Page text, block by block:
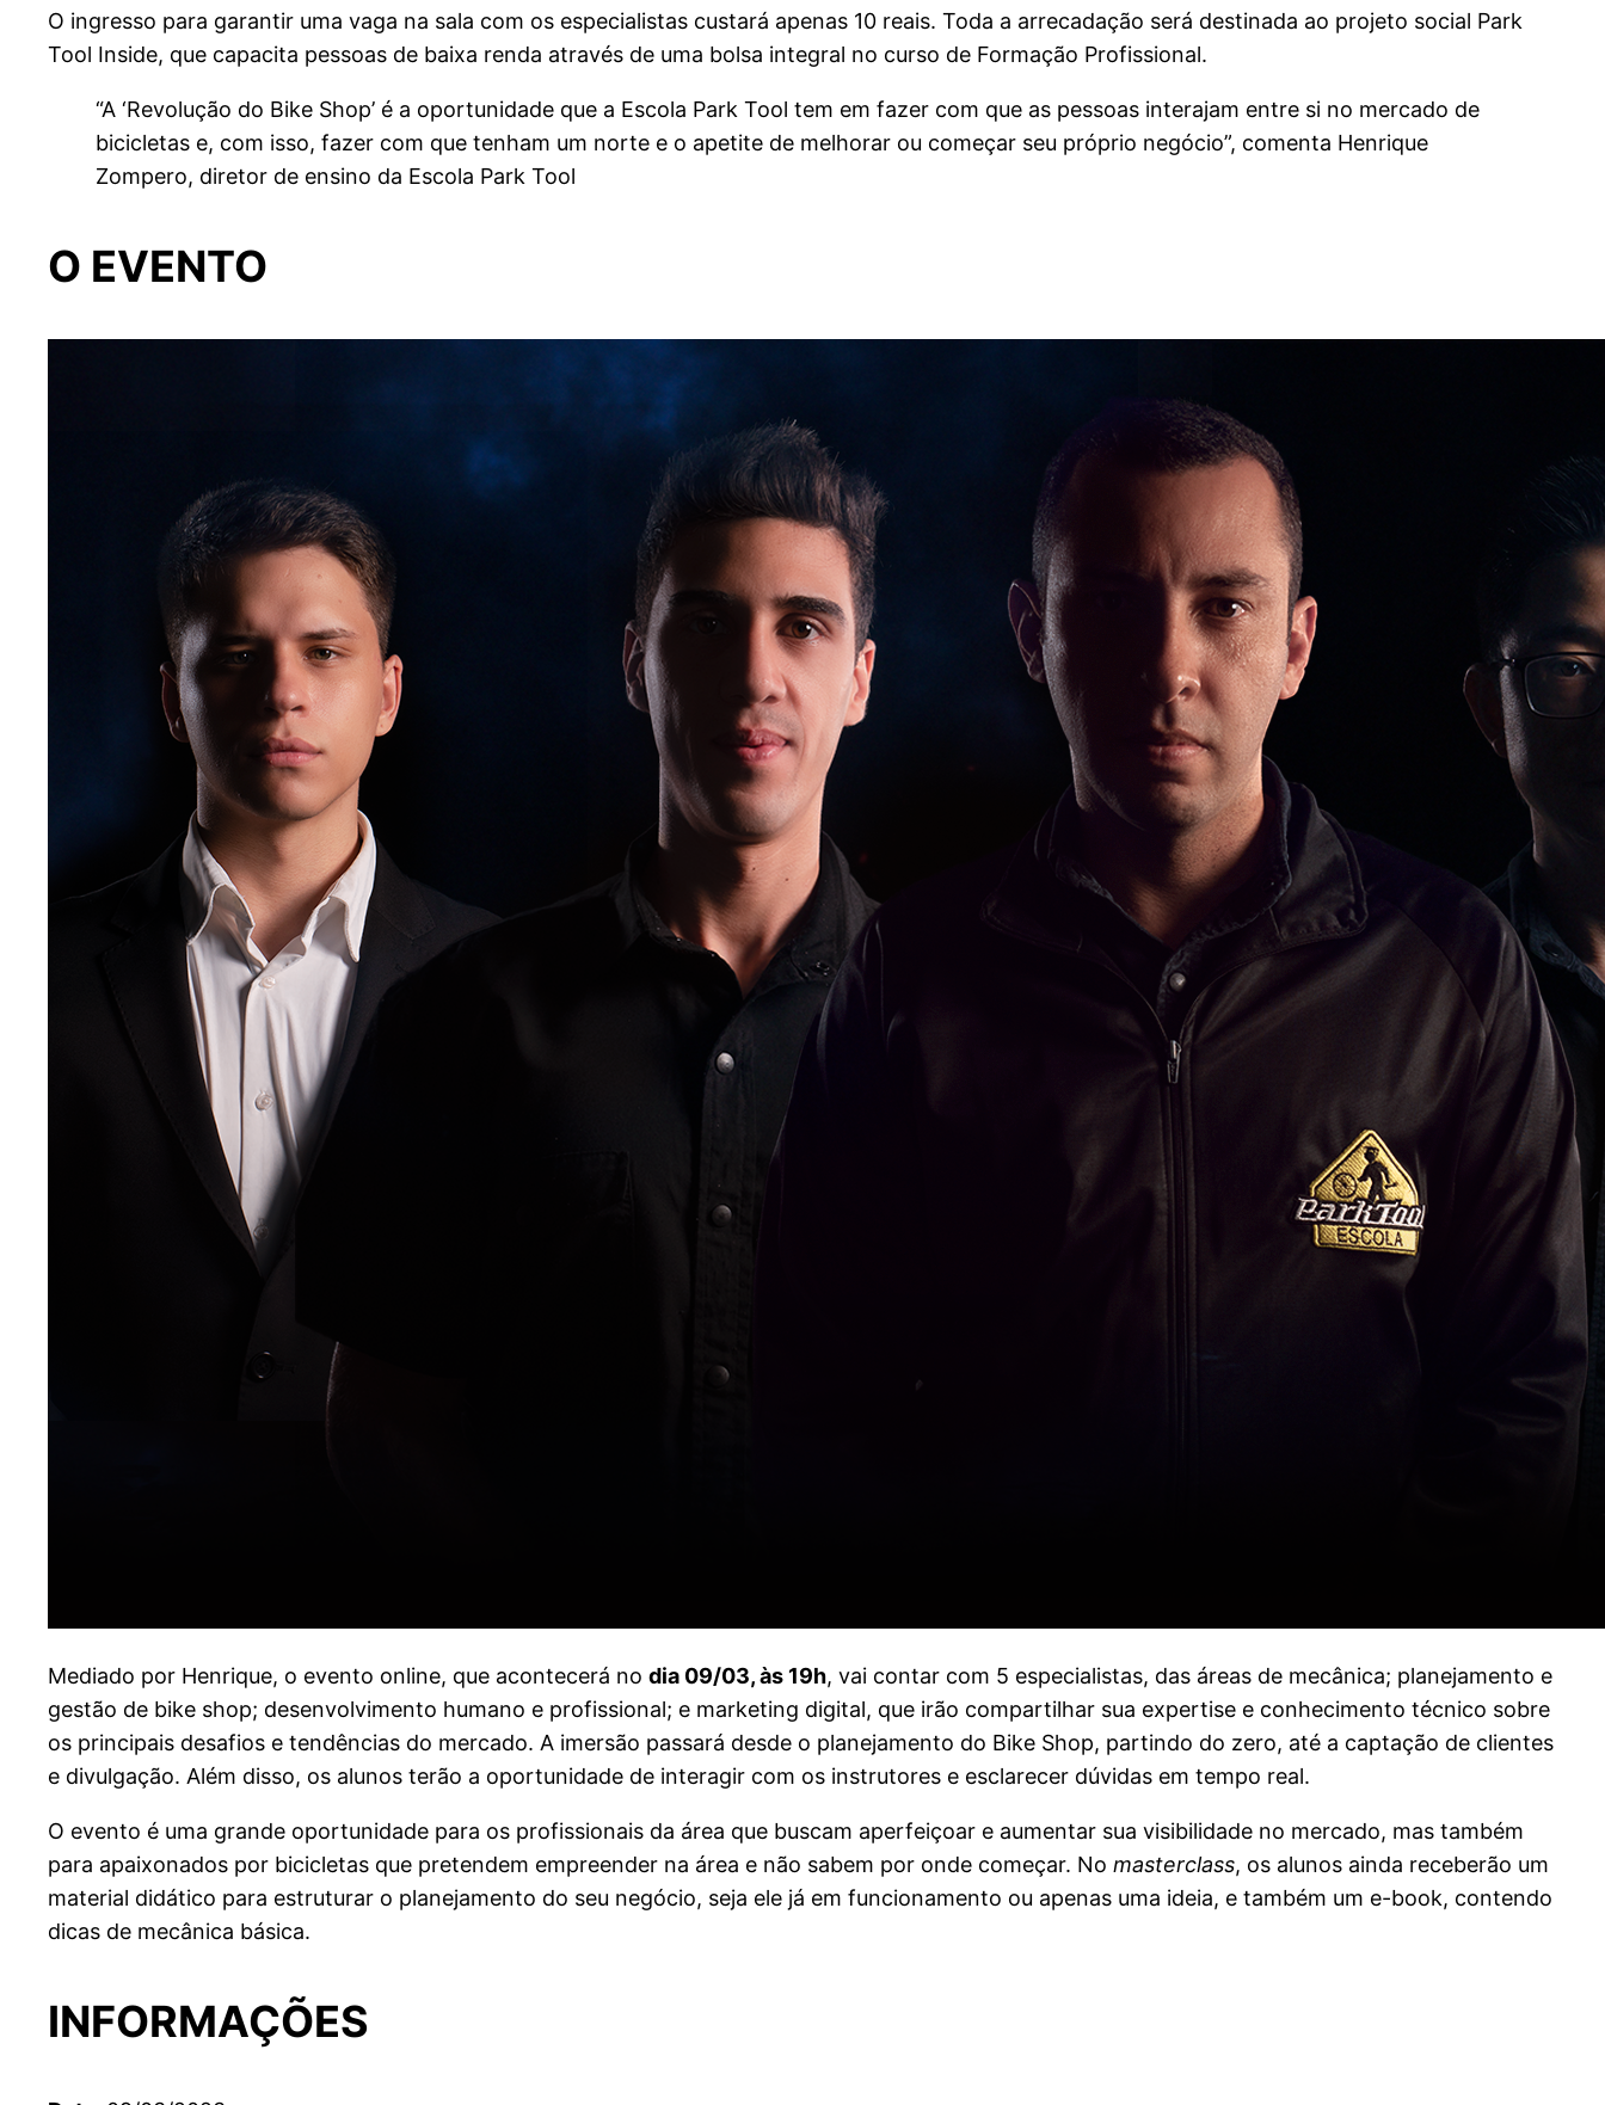
O ingresso para garantir uma vaga na sala com os especialistas custará apenas 10 reais. Toda a arrecadação será destinada ao projeto social Park
Tool Inside, que capacita pessoas de baixa renda através de uma bolsa integral no curso de Formação Profissional.
“A ‘Revolução do Bike Shop’ é a oportunidade que a Escola Park Tool tem em fazer com que as pessoas interajam entre si no mercado de
bicicletas e, com isso, fazer com que tenham um norte e o apetite de melhorar ou começar seu próprio negócio”, comenta Henrique
Zompero, diretor de ensino da Escola Park Tool
O EVENTO
Mediado por Henrique, o evento online, que acontecerá no dia 09/03, às 19h, vai contar com 5 especialistas, das áreas de mecânica; planejamento e
gestão de bike shop; desenvolvimento humano e profissional; e marketing digital, que irão compartilhar sua expertise e conhecimento técnico sobre
os principais desafios e tendências do mercado. A imersão passará desde o planejamento do Bike Shop, partindo do zero, até a captação de clientes
e divulgação. Além disso, os alunos terão a oportunidade de interagir com os instrutores e esclarecer dúvidas em tempo real.
O evento é uma grande oportunidade para os profissionais da área que buscam aperfeiçoar e aumentar sua visibilidade no mercado, mas também
para apaixonados por bicicletas que pretendem empreender na área e não sabem por onde começar. No masterclass, os alunos ainda receberão um
material didático para estruturar o planejamento do seu negócio, seja ele já em funcionamento ou apenas uma ideia, e também um e-book, contendo
dicas de mecânica básica.
INFORMAÇÕES